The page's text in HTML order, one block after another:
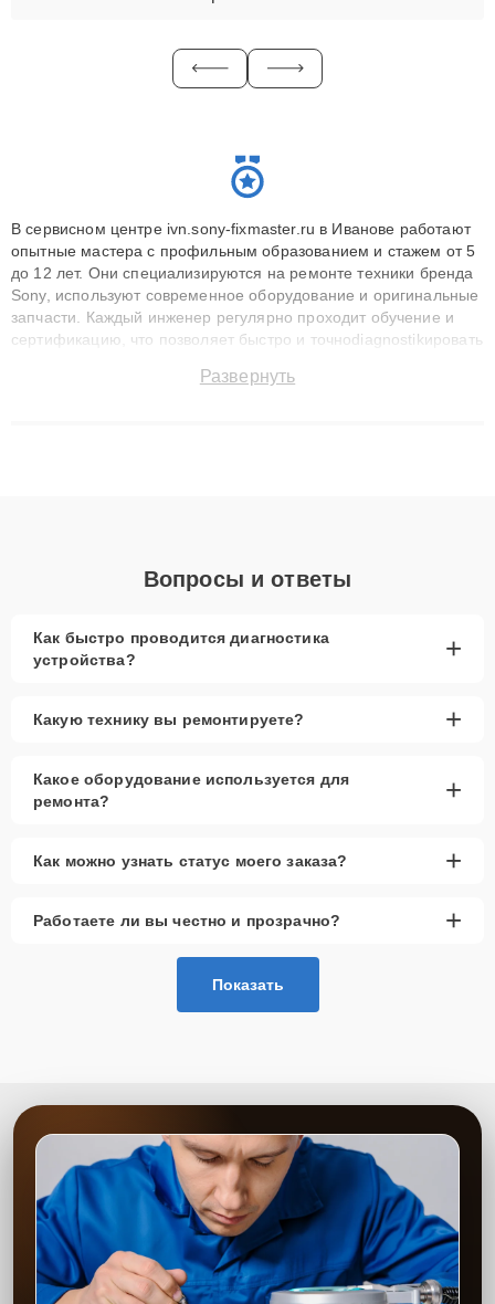
В сервисном центре ivn.sony-fixmaster.ru в Иванове работают
опытные мастера с профильным образованием и стажем от 5
до 12 лет. Они специализируются на ремонте техники бренда
Sony, используют современное оборудование и оригинальные
запчасти. Каждый инженер регулярно проходит обучение и
сертификацию, что позволяет быстро и точноdiagnostikировать
до 3 лет. Наши мастера решают сложные случаи: от замены
Развернуть
Вопросы и ответы
Как быстро проводится диагностика
устройства?
+
Какую технику вы ремонтируете? +
Какое оборудование используется для
ремонта?
+
Как можно узнать статус моего заказа? +
Работаете ли вы честно и прозрачно? +
Показать